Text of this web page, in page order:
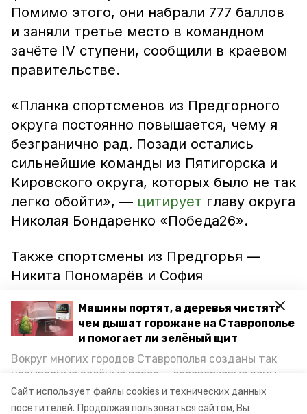
Сайт использует файлы cookies и технических данных
посетителей. Продолжая пользоваться сайтом, Вы
Машины портят, а деревья чистят:
чем дышат горожане на Ставрополье
и помогает ли зелёный щит
Вокруг многих городов Ставрополья созданы так
называемые зелёные пояса — лесопарковые зоны,
снижающие негативное воздействие выхлопных
газов на атмосферу. Справляются ли они с
Помимо этого, они набрали 777 баллов
и заняли третье место в командном
зачёте IV ступени, сообщили в краевом
правительстве.
«Планка спортсменов из Предгорного
округа постоянно повышается, чему я
безгранично рад. Позади остались
сильнейшие команды из Пятигорска и
Кировского округа, которых было не так
легко обойти», — цитирует главу округа
Николая Бондаренко «Победа26».
Также спортсмены из Предгорья —
Никита Пономарёв и София
финал Всероссийского фестиваля ГТО.
Он запланирован на осень 2021 года в
международном детском центре
«Артек».
Фото: администрация Предгорного округа